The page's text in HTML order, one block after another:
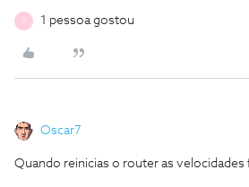
V 1 pessoa gostou
Oscar7
Quando reinicias o router as velocidades